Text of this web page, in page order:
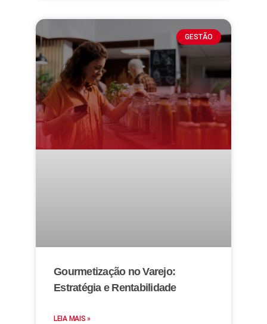
GESTÃO
Gourmetização no Varejo:
Estratégia e Rentabilidade
LEIA MAIS »